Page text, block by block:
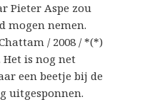
Pieter Aspe zou
mogen nemen.
/ 2008 / *(*)
is nog net
een beetje bij de
uitgesponnen.